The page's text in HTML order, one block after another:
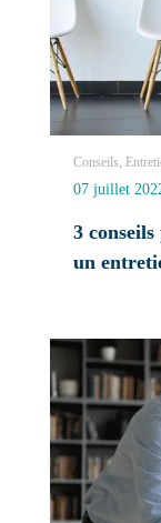
Conseils,
07 juillet
3
un